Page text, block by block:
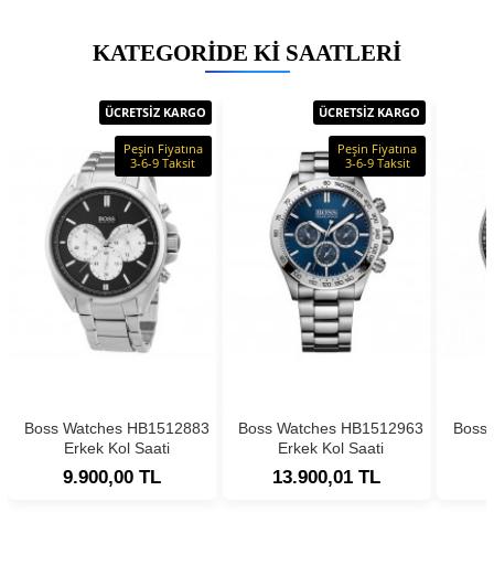
KATEGORIDE KI SAATLERI
ÜCRETSİZ KARGO
Peşin Fiyatına
3-6-9 Taksit
Boss Watches HB1512883
Erkek Kol Saati
9.900,00 TL
ÜCRETSİZ KARGO
Peşin Fiyatına
3-6-9 Taksit
Boss Watches HB1512963
Erkek Kol Saati
13.900,01 TL
Boss